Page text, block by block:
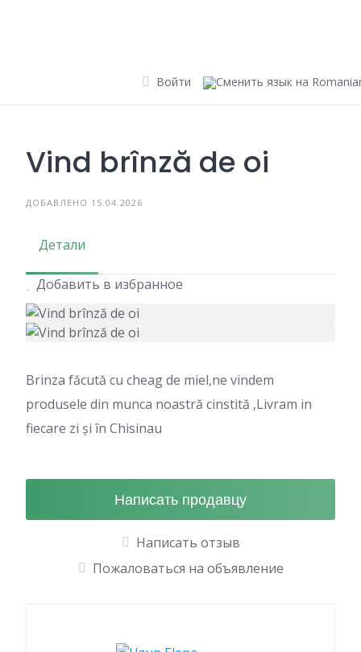
Войти
Vind brînză de oi
ДОБАВЛЕНО 15.04.2026
Детали
Добавить в избранное
Brinza făcută cu cheag de miel,ne vindem
produsele din munca noastră cinstită ,Livram in
fiecare zi și în Chisinau
Написать продавцу
Написать отзыв
Пожаловаться на объявление